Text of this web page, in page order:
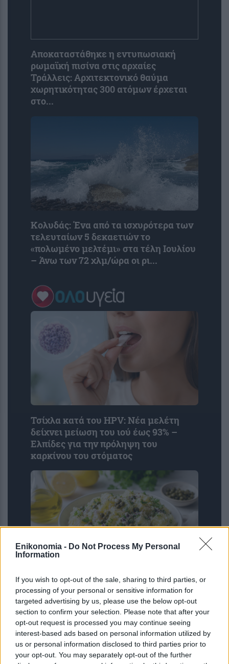
Enikonomia - Do Not Process My Personal
Information
If you wish to opt-out of the sale, sharing to third parties, or
processing of your personal or sensitive information for
targeted advertising by us, please use the below opt-out
section to confirm your selection. Please note that after your
opt-out request is processed you may continue seeing
interest-based ads based on personal information utilized by
us or personal information disclosed to third parties prior to
your opt-out. You may separately opt-out of the further
Αποκαταστάθηκε η εντυπωσιακή
ρωμαϊκή πισίνα στις αρχαίες
Τράλλεις: Αρχιτεκτονικό θαύμα
χωρητικότητας 300 ατόμων έρχεται
στο...
Κολυδάς: Ένα από τα ισχυρότερα των
τελευταίων 5 δεκαετιών το
«πολωμένο μελτέμι» στα τέλη Ιουλίου
– Άνω των 72 χλμ/ώρα οι ρι...
Τσίχλα κατά του HPV: Νέα μελέτη
δείχνει μείωση του ιού έως 93% –
Ελπίδες για την πρόληψη του
καρκίνου του στόματος
Η πατατοσαλάτα θα γίνει απίστευτα
νόστιμη αν προσθέσετε 1 απρόσμενο
υλικό – Συνήθως το πετάμε